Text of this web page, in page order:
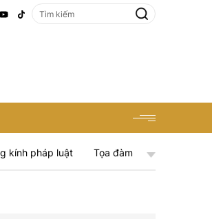
kính pháp luật Tọa đàm